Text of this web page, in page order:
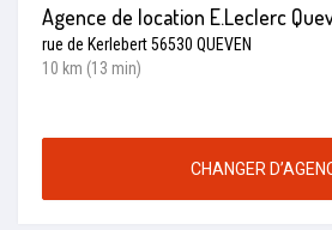
Agence de location E.Leclerc
rue de Kerlebert 56530 QUEVEN
10 km (13 min)
CHANGER